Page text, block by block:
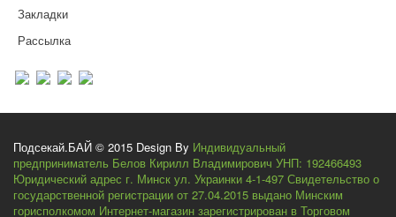
Закладки
Рассылка
Подсекай.БАЙ © 2015 Design By Индивидуальный
предприниматель Белов Кирилл Владимирович УНП: 192466493
Юридический адрес г. Минск ул. Украинки 4-1-497 Свидетельство о
государственной регистрации от 27.04.2015 выдано Минским
горисполкомом Интернет-магазин зарегистрирован в Торговом